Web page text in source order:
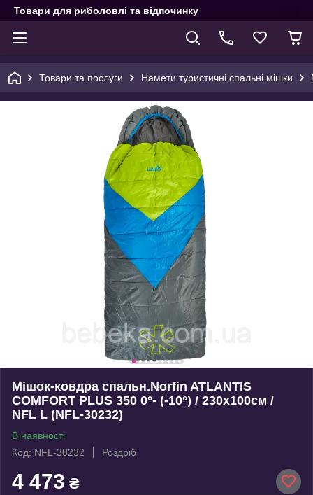
Товари для риболовлі та відпочинку
Товари та послуги Намети туристичні,спальні мішки
Мішок-ковдра спальн.Norfin ATLANTIS
COMFORT PLUS 350 0°- (-10°) / 230х100см /
NFL L (NFL-30232)
В наявності
Код: NFL-30232
Роздріб
4 473 ₴